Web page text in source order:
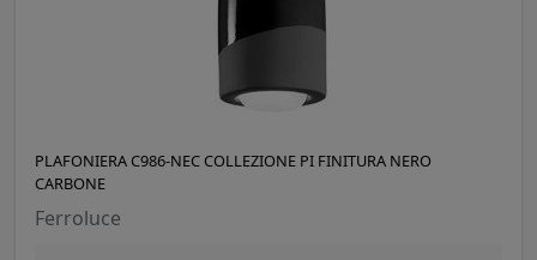
PLAFONIERA C986-NEC COLLEZIONE PI FINITURA NERO
CARBONE
Ferroluce